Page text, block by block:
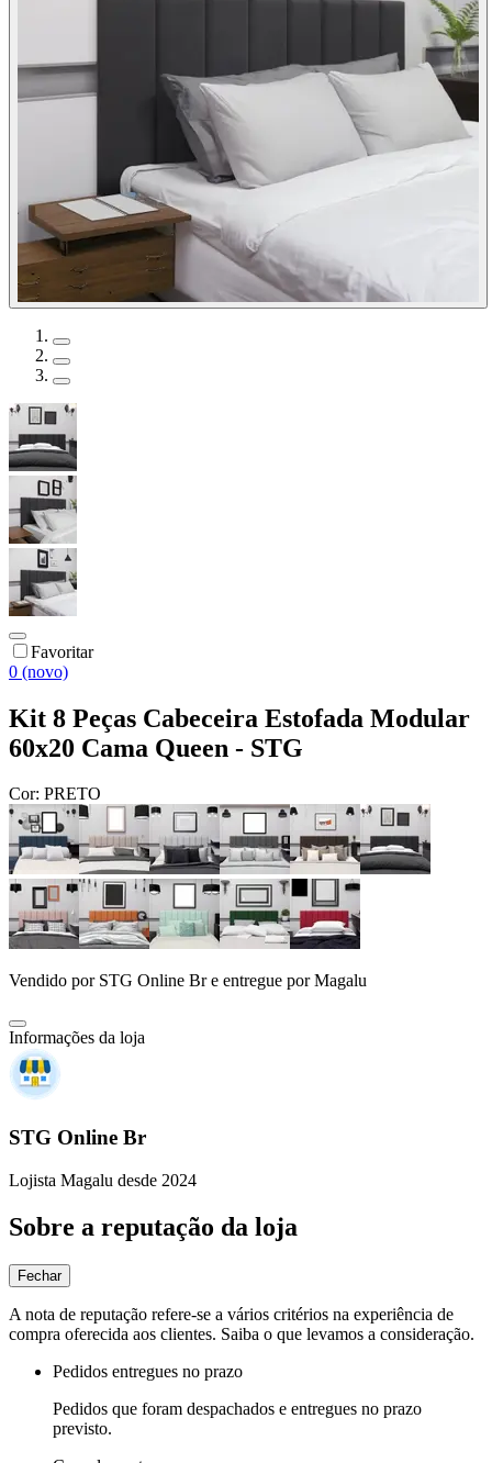
Favoritar
0 (novo)
Kit 8 Peças Cabeceira Estofada Modular
60x20 Cama Queen - STG
Cor: PRETO
Vendido por STG Online Bre entregue por Magalu
Informações da loja
STG Online Br
Lojista Magalu desde 2024
Sobre a reputação da loja
Fechar
A nota de reputação refere-se a vários critérios na experiência de
compra oferecida aos clientes. Saiba o que levamos a consideração.
Pedidos entregues no prazo
Pedidos que foram despachados e entregues no prazo
previsto.